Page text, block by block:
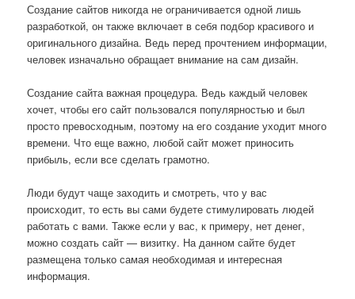
Создание сайтов никогда не ограничивается одной лишь
разработкой, он также включает в себя подбор красивого и
оригинального дизайна. Ведь перед прочтением информации,
человек изначально обращает внимание на сам дизайн.
Создание сайта важная процедура. Ведь каждый человек
хочет, чтобы его сайт пользовался популярностью и был
просто превосходным, поэтому на его создание уходит много
времени. Что еще важно, любой сайт может приносить
прибыль, если все сделать грамотно.
Люди будут чаще заходить и смотреть, что у вас
происходит, то есть вы сами будете стимулировать людей
работать с вами. Также если у вас, к примеру, нет денег,
можно создать сайт — визитку. На данном сайте будет
размещена только самая необходимая и интересная
информация.